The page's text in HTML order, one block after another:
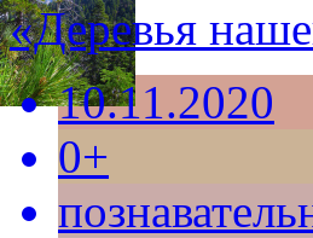
«Деревья
10.11.2020
0+